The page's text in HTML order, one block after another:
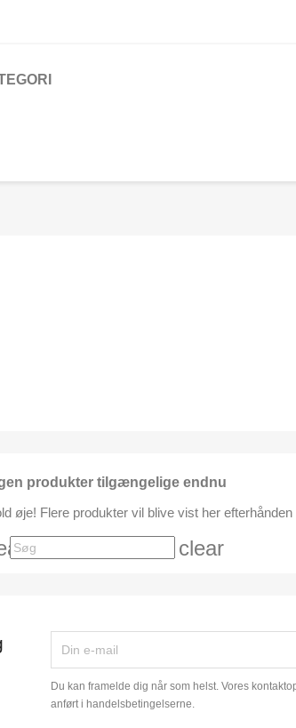
produkter tilgængelige endnu
øje! Flere produkter vil blive vist her
clear
Du kan framelde dig når som helst. Vores
anført i handelsbetingelserne.